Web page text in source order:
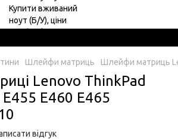
Шлейфи матриць Шлейфи матриць
Lenovo ThinkPad
E460 E465
відгук